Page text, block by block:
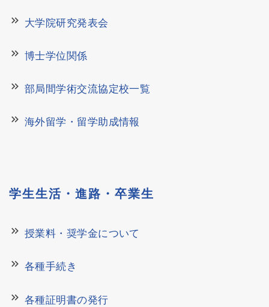
keyboard_double_arrow_right 大学院研究発表会
keyboard_double_arrow_right 博士学位関係
keyboard_double_arrow_right 部局間学術交流協定校一覧
keyboard_double_arrow_right 海外留学・留学助成情報
学生生活・進路・卒業生
keyboard_double_arrow_right 授業料・奨学金について
keyboard_double_arrow_right 各種手続き
keyboard_double_arrow_right 各種証明書の発行